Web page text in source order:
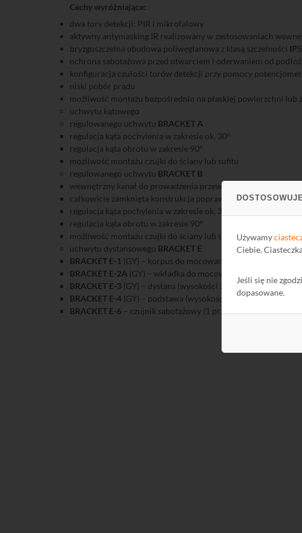
Używamy
Ciebie.
Jeśli się nie
dopasowane.
Cechy wyróżniające:
dwa tory detekcji: PIR i mikrofalowy
aktywny antymasking IR realizowany w zastosowaniach
bryzgoszczelna obudowa poliwęglanowa z klasą szczelności
ochrona sabotażowa przed otwarciem i oderwaniem od
konfiguracja czułości torów detekcji przy pomocy
niski pobór prądu
możliwość montażu bezpośrednio na płaskiej powierzchni lub
uchwytu kątowego
regulowanego uchwytu BRACKET A
regulacja kąta pochylenia w zakresie ok. 30°
regulacja kąta obrotu w zakresie 90°
możliwość montażu czujki do ściany lub sufitu
regulowanego uchwytu BRACKET B
wewnętrzny kanał do prowadzenia przewodu
całkowicie zamknięta konstrukcja poprawiająca estetykę
regulacja kąta pochylenia w zakresie ok. 30°
regulacja kąta obrotu w zakresie 90°
możliwość montażu czujki do ściany lub sufitu
uchwytu dystansowego BRACKET E
BRACKET E-1 (GY) – korpus do mocowania uchwytu wkładki
BRACKET E-2A (GY) – wkładka do mocowania czujek
BRACKET E-3 (GY) – dystans (wysokości 30 mm)
BRACKET E-4 (GY) – podstawa (wysokości 20 mm)
BRACKET E-6 – czujnik sabotażowy (1 przełącznik NO/NC,